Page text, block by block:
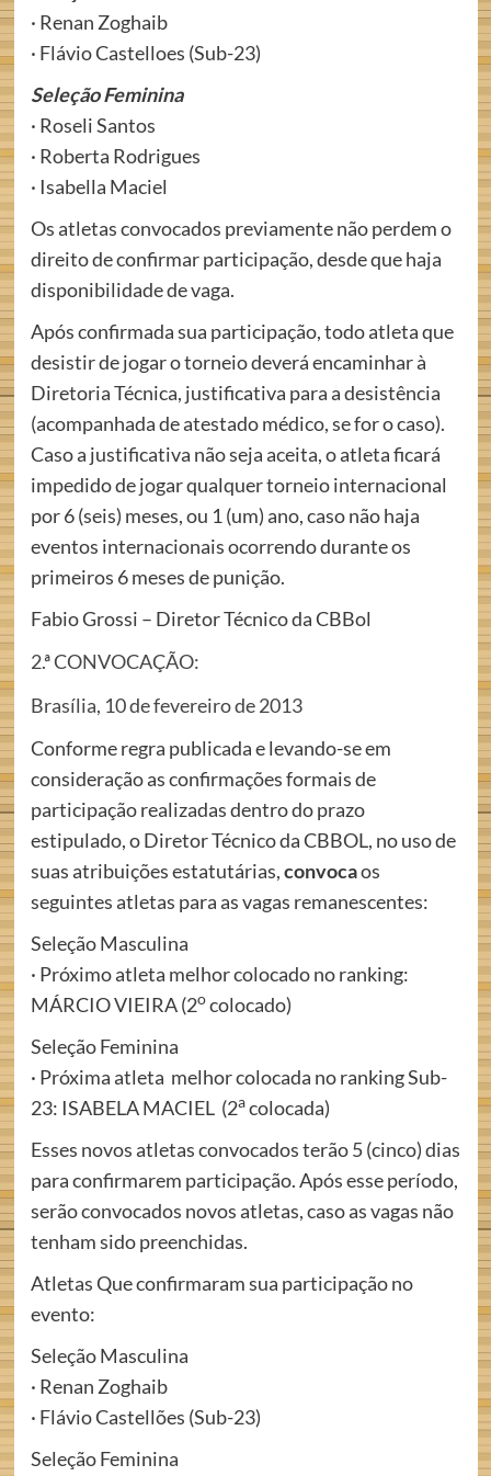
· Renan Zoghaib
· Flávio Castelloes (Sub-23)
Seleção Feminina
· Roseli Santos
· Roberta Rodrigues
· Isabella Maciel
Os atletas convocados previamente não perdem o
direito de confirmar participação, desde que haja
disponibilidade de vaga.
Após confirmada sua participação, todo atleta que
desistir de jogar o torneio deverá encaminhar à
Diretoria Técnica, justificativa para a desistência
(acompanhada de atestado médico, se for o caso).
Caso a justificativa não seja aceita, o atleta ficará
impedido de jogar qualquer torneio internacional
por 6 (seis) meses, ou 1 (um) ano, caso não haja
eventos internacionais ocorrendo durante os
primeiros 6 meses de punição.
Fabio Grossi – Diretor Técnico da CBBol
2.ª CONVOCAÇÃO:
Brasília, 10 de fevereiro de 2013
Conforme regra publicada e levando-se em
consideração as confirmações formais de
participação realizadas dentro do prazo
estipulado, o Diretor Técnico da CBBOL, no uso de
suas atribuições estatutárias,convocaos
seguintes atletas para as vagas remanescentes:
Seleção Masculina
· Próximo atleta melhor colocado no ranking:
MÁRCIO VIEIRA (2ocolocado)
Seleção Feminina
· Próxima atleta melhor colocada no ranking Sub-
23: ISABELA MACIEL (2acolocada)
Esses novos atletas convocados terão 5 (cinco) dias
para confirmarem participação. Após esse período,
serão convocados novos atletas, caso as vagas não
tenham sido preenchidas.
Atletas Que confirmaram sua participação no
evento:
Seleção Masculina
· Renan Zoghaib
· Flávio Castellões (Sub-23)
Seleção Feminina